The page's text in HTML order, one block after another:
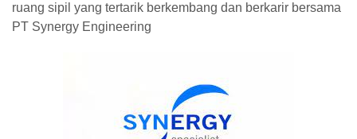
ruang sipil yang tertarik berkembang dan berkarir bersama
PT Synergy Engineering